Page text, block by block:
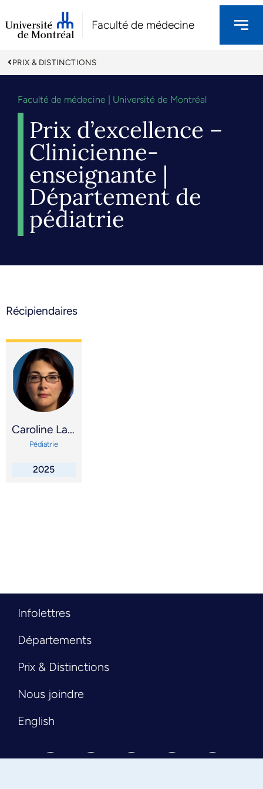
Faculté de médecine
PRIX & DISTINCTIONS
Faculté de médecine | Université de Montréal
Prix d’excellence –
Clinicienne-
enseignante |
Département de
pédiatrie
Récipiendaires
Caroline Laverdière
Pédiatrie
2025
Infolettres
Départements
Prix & Distinctions
Nous joindre
English